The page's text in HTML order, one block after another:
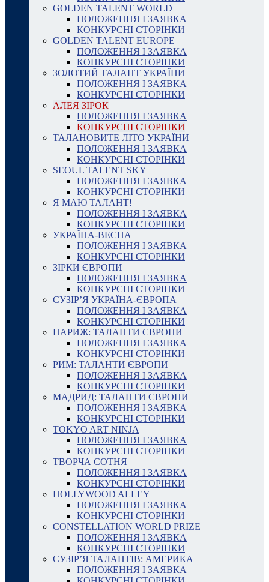
GOLDEN TALENT WORLD
ПОЛОЖЕННЯ І ЗАЯВКА
КОНКУРСНІ СТОРІНКИ
GOLDEN TALENT EUROPE
ПОЛОЖЕННЯ І ЗАЯВКА
КОНКУРСНІ СТОРІНКИ
ЗОЛОТИЙ ТАЛАНТ УКРАЇНИ
ПОЛОЖЕННЯ І ЗАЯВКА
КОНКУРСНІ СТОРІНКИ
АЛЕЯ ЗІРОК
ПОЛОЖЕННЯ І ЗАЯВКА
КОНКУРСНІ СТОРІНКИ
ТАЛАНОВИТЕ ЛІТО УКРАЇНИ
ПОЛОЖЕННЯ І ЗАЯВКА
КОНКУРСНІ СТОРІНКИ
SEOUL TALENT SKY
ПОЛОЖЕННЯ І ЗАЯВКА
КОНКУРСНІ СТОРІНКИ
Я МАЮ ТАЛАНТ!
ПОЛОЖЕННЯ І ЗАЯВКА
КОНКУРСНІ СТОРІНКИ
УКРАЇНА-ВЕСНА
ПОЛОЖЕННЯ І ЗАЯВКА
КОНКУРСНІ СТОРІНКИ
ЗІРКИ ЄВРОПИ
ПОЛОЖЕННЯ І ЗАЯВКА
КОНКУРСНІ СТОРІНКИ
СУЗІР’Я УКРАЇНА-ЄВРОПА
ПОЛОЖЕННЯ І ЗАЯВКА
КОНКУРСНІ СТОРІНКИ
ПАРИЖ: ТАЛАНТИ ЄВРОПИ
ПОЛОЖЕННЯ І ЗАЯВКА
КОНКУРСНІ СТОРІНКИ
РИМ: ТАЛАНТИ ЄВРОПИ
ПОЛОЖЕННЯ І ЗАЯВКА
КОНКУРСНІ СТОРІНКИ
МАДРИД: ТАЛАНТИ ЄВРОПИ
ПОЛОЖЕННЯ І ЗАЯВКА
КОНКУРСНІ СТОРІНКИ
TOKYO ART NINJA
ПОЛОЖЕННЯ І ЗАЯВКА
КОНКУРСНІ СТОРІНКИ
ТВОРЧА СОТНЯ
ПОЛОЖЕННЯ І ЗАЯВКА
КОНКУРСНІ СТОРІНКИ
HOLLYWOOD ALLEY
ПОЛОЖЕННЯ І ЗАЯВКА
КОНКУРСНІ СТОРІНКИ
CONSTELLATION WORLD PRIZE
ПОЛОЖЕННЯ І ЗАЯВКА
КОНКУРСНІ СТОРІНКИ
СУЗІР’Я ТАЛАНТІВ: АМЕРИКА
ПОЛОЖЕННЯ І ЗАЯВКА